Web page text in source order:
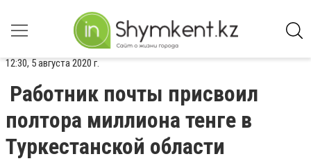
12:30, 5 августа 2020 г.
Работник почты присвоил
полтора миллиона тенге в
Туркестанской области